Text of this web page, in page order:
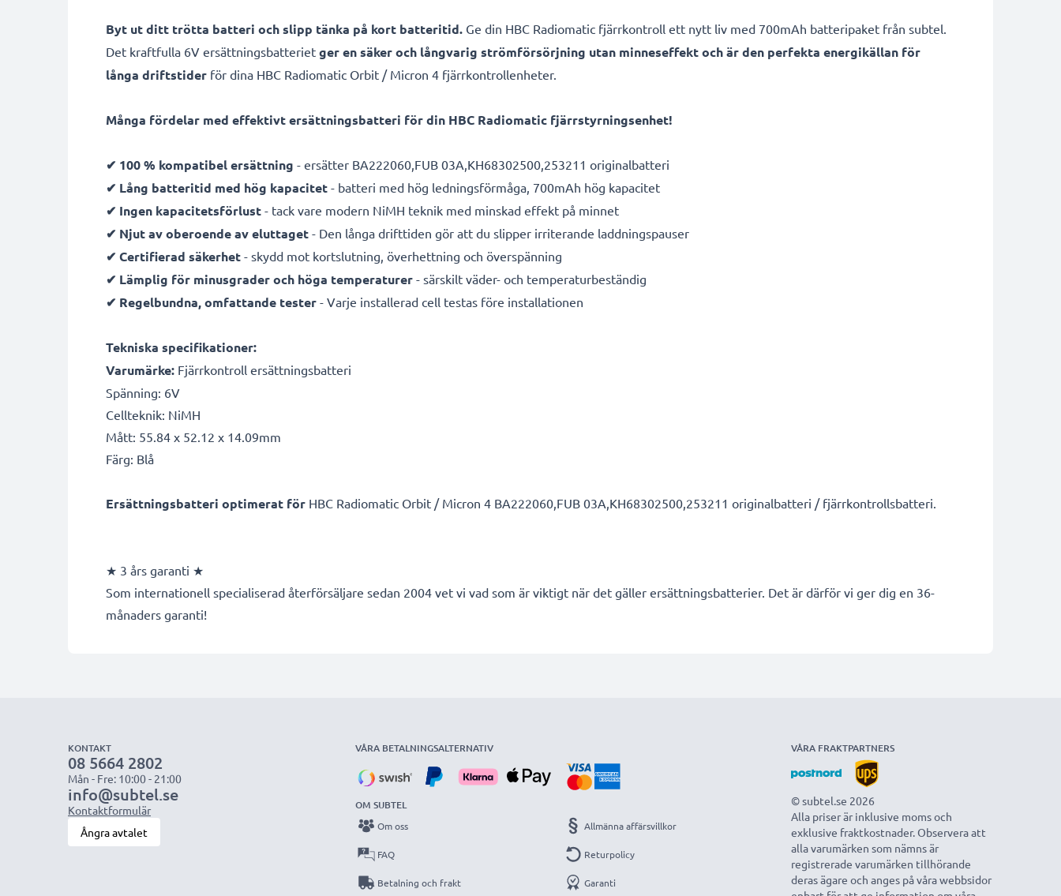
Byt ut ditt trötta batteri och slipp tänka på kort batteritid. Ge din HBC Radiomatic fjärrkontroll ett nytt liv med 700mAh batteripaket från subtel.
Det kraftfulla 6V ersättningsbatteriet ger en säker och långvarig strömförsörjning utan minneseffekt och är den perfekta energikällan för
långa driftstider för dina HBC Radiomatic Orbit / Micron 4 fjärrkontrollenheter.
Många fördelar med effektivt ersättningsbatteri för din HBC Radiomatic fjärrstyrningsenhet!
✔ 100 % kompatibel ersättning - ersätter BA222060,FUB 03A,KH68302500,253211 originalbatteri
✔ Lång batteritid med hög kapacitet - batteri med hög ledningsförmåga, 700mAh hög kapacitet
✔ Ingen kapacitetsförlust - tack vare modern NiMH teknik med minskad effekt på minnet
✔ Njut av oberoende av eluttaget - Den långa drifttiden gör att du slipper irriterande laddningspauser
✔ Certifierad säkerhet - skydd mot kortslutning, överhettning och överspänning
✔ Lämplig för minusgrader och höga temperaturer - särskilt väder- och temperaturbeständig
✔ Regelbundna, omfattande tester - Varje installerad cell testas före installationen
Tekniska specifikationer:
Varumärke: Fjärrkontroll ersättningsbatteri
Spänning: 6V
Cellteknik: NiMH
Mått: 55.84 x 52.12 x 14.09mm
Färg: Blå
Ersättningsbatteri optimerat för HBC Radiomatic Orbit / Micron 4 BA222060,FUB 03A,KH68302500,253211 originalbatteri / fjärrkontrollsbatteri.
★ 3 års garanti ★
Som internationell specialiserad återförsäljare sedan 2004 vet vi vad som är viktigt när det gäller ersättningsbatterier. Det är därför vi ger dig en 36-
månaders garanti!
KONTAKT
08 5664 2802
Mån - Fre: 10:00 - 21:00
info@subtel.se
Kontaktformulär
Ångra avtalet
VÅRA BETALNINGSALTERNATIV
OM SUBTEL
Om oss
FAQ
Betalning och frakt
Allmänna affärsvillkor
Returpolicy
Garanti
VÅRA FRAKTPARTNERS
© subtel.se 2026
Alla priser är inklusive moms och
exklusive fraktkostnader. Observera att
alla varumärken som nämns är
registrerade varumärken tillhörande
deras ägare och anges på våra webbsidor